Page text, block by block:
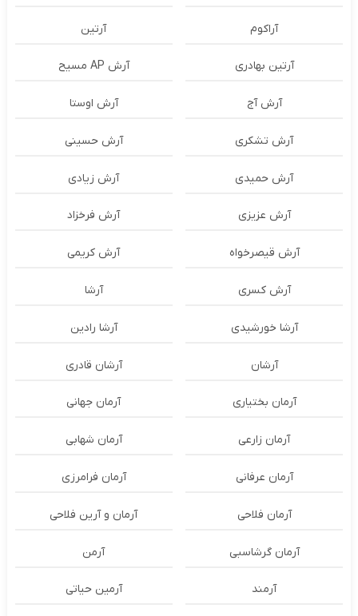
آراکوم آرتین
آرتین بهادری آرش AP مسیح
آرش آج آرش اوستا
آرش تشکری آرش حسینی
آرش حمیدی آرش زیادی
آرش عزیزی آرش فرخزاد
آرش قیصرخواه آرش کریمی
آرش کسری آرشا
آرشا خورشیدی آرشا رادین
آرشان آرشان قادری
آرمان بختیاری آرمان جهانی
آرمان زارعی آرمان شهابی
آرمان عرفانی آرمان فرامرزی
آرمان فلاحی آرمان و آرین فلاحی
آرمان گرشاسبی آرمن
آرمند آرمین حیاتی